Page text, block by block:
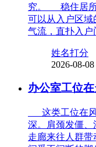
究。 稳住居所
可以从入户区
气流，直扑入户
姓名打分
2026-08-08
办公室工位
这类工位在风
深。肩颈发僵、
走廊来往人群